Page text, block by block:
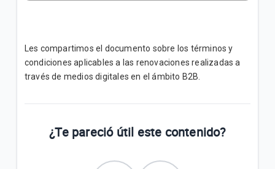
Empresas
Dispositivos conectados a su red empresarial |
empresas y el de residencias? | Empresas
Servicios de Valor Agregado de Telefonía Fija |
Les compartimos el documento sobre los términos y
condiciones aplicables a las renovaciones realizadas a
través de medios digitales en el ámbito B2B.
¿Te pareció útil este contenido?